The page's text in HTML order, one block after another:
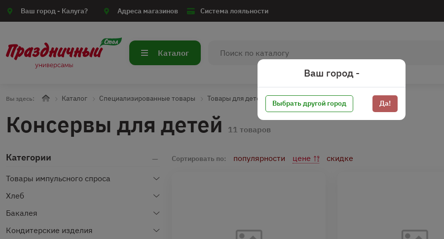
Ваш город - Калуга? Адреса магазинов Система лояльности
Каталог
Вы здесь: Каталог Специализированные товары Товары для детей* Консервы для детей
Консервы для детей 11 товаров
Категории
Товары импульсного спроса
Хлеб
Бакалея
Кондитерские изделия
Сортировать по: популярности цене скидке
Ваш город -
Выбрать другой город Да!